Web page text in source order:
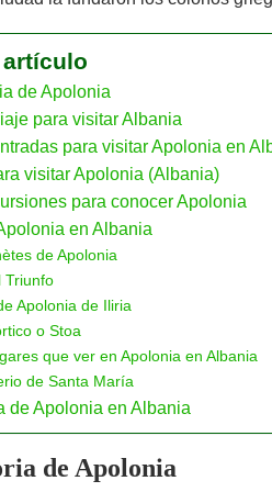
de Apolonia
para visitar Albania
para visitar Apolonia en
visitar Apolonia (Albania)
para conocer Apolonia
en Albania
de Apolonia
Triunfo
Apolonia de Iliria
o Stoa
que ver en Apolonia en Albania
de Santa María
de Apolonia en Albania
de Apolonia